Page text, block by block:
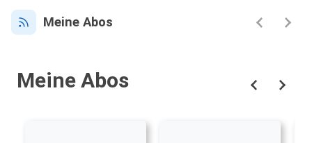
Meine Abos
Meine Abos